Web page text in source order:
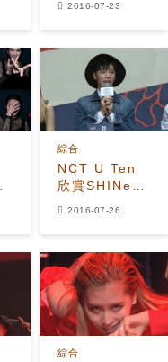
2016-07-23
NCT U Ten
欣賞SHINee
當歌手
綜合
2016-07-26
綜合